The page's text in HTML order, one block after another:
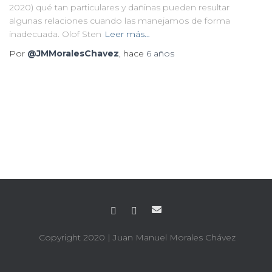
2020) qué tan particulares y dañinas pueden resultar
algunas relaciones cuando las manejamos de forma
inadecuada. Olof Sten Leer más…
Por @JMMoralesChavez, hace 6 años
Copyright 2020 | Juan Manuel Morales Chávez